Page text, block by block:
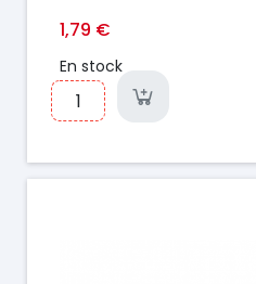
1,79 €
En stock